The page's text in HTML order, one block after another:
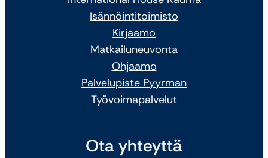
Isännöintitoimisto
Kirjaamo
Matkailuneuvonta
Ohjaamo
Palvelupiste Pyyrman
Työvoimapalvelut
Ota yhteyttä